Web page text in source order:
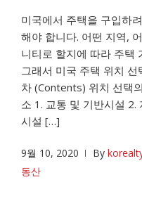
미국에서 주택을 구입하
해야 합니다. 어떤 지역,
니티로 할지에 따라 주택
그래서 미국 주택 위치
차 (Contents) 위치 선택
소 1. 교통 및 기반시설 2.
시설 […]
9월 10, 2020 By
동산